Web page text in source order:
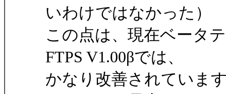
いわけではなかった）
この点は、現在ベータ
FTPS V1.00βでは、
かなり改善されていま